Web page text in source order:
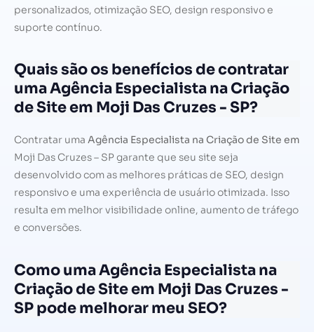
personalizados, otimização SEO, design responsivo e
suporte contínuo.
Quais são os benefícios de contratar
uma Agência Especialista na Criação
de Site em Moji Das Cruzes - SP?
Contratar uma Agência Especialista na Criação de Site em
Moji Das Cruzes – SP garante que seu site seja
desenvolvido com as melhores práticas de SEO, design
responsivo e uma experiência de usuário otimizada. Isso
resulta em melhor visibilidade online, aumento de tráfego
e conversões.
Como uma Agência Especialista na
Criação de Site em Moji Das Cruzes -
SP pode melhorar meu SEO?